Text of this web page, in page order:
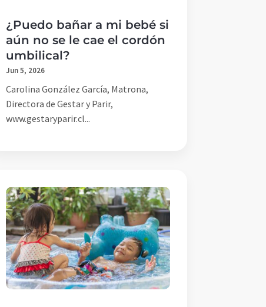
¿Puedo bañar a mi bebé si
aún no se le cae el cordón
umbilical?
Jun 5, 2026
Carolina González García, Matrona,
Directora de Gestar y Parir,
www.gestaryparir.cl...